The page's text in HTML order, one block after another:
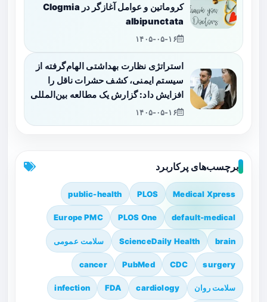
کروماتین و عوامل آغازگر در Clogmia
albipunctata
۱۴۰۵-۰۵-۱۶
استراتژی نظارت بهداشتی الهام‌گرفته از
سیستم ایمنی، کشف حشرات ناقل را
افزایش داد: گزارش یک مطالعه بین‌المللی
۱۴۰۵-۰۵-۱۶
برچسب‌های پرکاربرد
Medical Xpress
PLOS
public-health
default-medical
PLOS One
Europe PMC
brain
ScienceDaily Health سلامت عمومی
surgery
CDC
PubMed
cancer
سلامت روان cardiology
FDA
infection